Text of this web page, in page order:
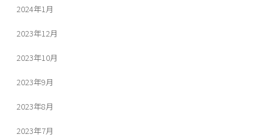
2024年1月
2023年12月
2023年10月
2023年9月
2023年8月
2023年7月